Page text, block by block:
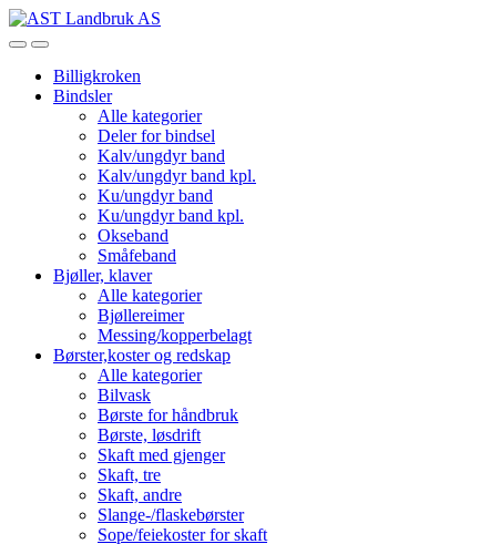
Skip
to
Skip
to
OpenClose
Billigkroken
Bindsler
Alle kategorier
Deler for bindsel
Kalv/ungdyr band
Kalv/ungdyr band kpl.
Ku/ungdyr band
Ku/ungdyr band kpl.
Okseband
Småfeband
Bjøller, klaver
Alle kategorier
Bjøllereimer
Messing/kopperbelagt
Børster,koster og redskap
Alle kategorier
Bilvask
Børste for håndbruk
Børste, løsdrift
Skaft med gjenger
Skaft, tre
Skaft, andre
Slange-/flaskebørster
Sope/feiekoster for skaft